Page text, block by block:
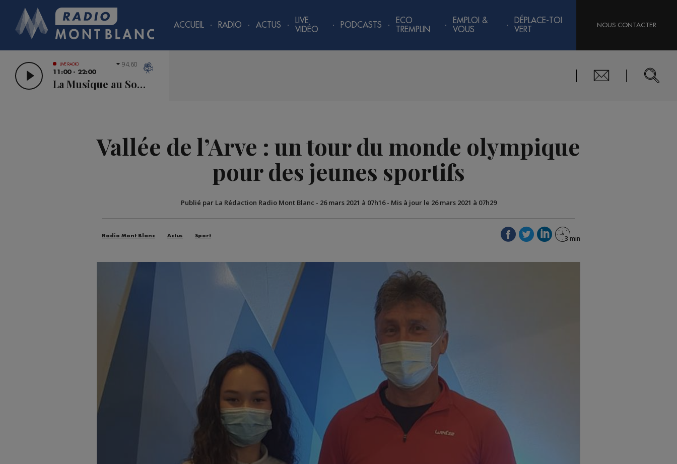
ACCUEIL RADIO ACTUS
LIVE
VIDÉO
PODCASTS
ECO
TREMPLIN
EMPLOI &
VOUS
DÉPLACE-TOI
VERT
NOUS CONTACTER
LIVE RADIO
11:00 - 22:00
La Musique au Sommet
94.60
Vallée de l’Arve : un tour du monde olympique
pour des jeunes sportifs
Publié par La Rédaction Radio Mont Blanc - 26 mars 2021 à 07h16- Mis à jour le 26 mars 2021 à 07h29
Radio Mont Blanc Actus Sport